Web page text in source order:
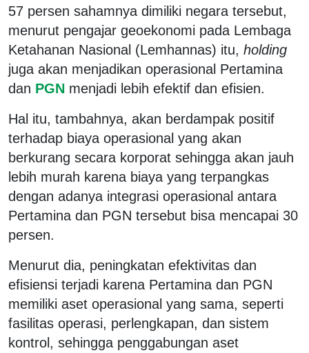
57 persen sahamnya dimiliki negara tersebut,
menurut pengajar geoekonomi pada Lembaga
Ketahanan Nasional (Lemhannas) itu, holding
juga akan menjadikan operasional Pertamina
dan PGN menjadi lebih efektif dan efisien.
Hal itu, tambahnya, akan berdampak positif
terhadap biaya operasional yang akan
berkurang secara korporat sehingga akan jauh
lebih murah karena biaya yang terpangkas
dengan adanya integrasi operasional antara
Pertamina dan PGN tersebut bisa mencapai 30
persen.
Menurut dia, peningkatan efektivitas dan
efisiensi terjadi karena Pertamina dan PGN
memiliki aset operasional yang sama, seperti
fasilitas operasi, perlengkapan, dan sistem
kontrol, sehingga penggabungan aset